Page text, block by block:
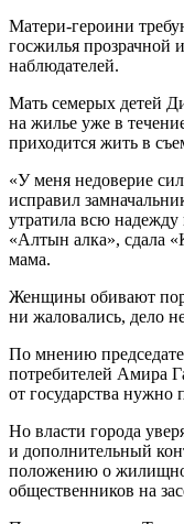
Матери-героини
госжилья прозрачной
наблюдателей.
Мать семерых детей
на жилье уже в
приходится жить в
«У меня недоверие
исправил
утратила всю надежду
«Алтын алка», сдала
мама.
Женщины обивают
ни жаловались, дело
По мнению
потребителей Амира
от государства нужно
Но власти города
и дополнительный
положению о
общественников на